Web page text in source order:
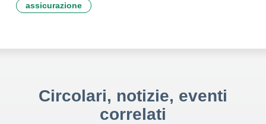
assicurazione
Circolari, notizie, eventi
correlati